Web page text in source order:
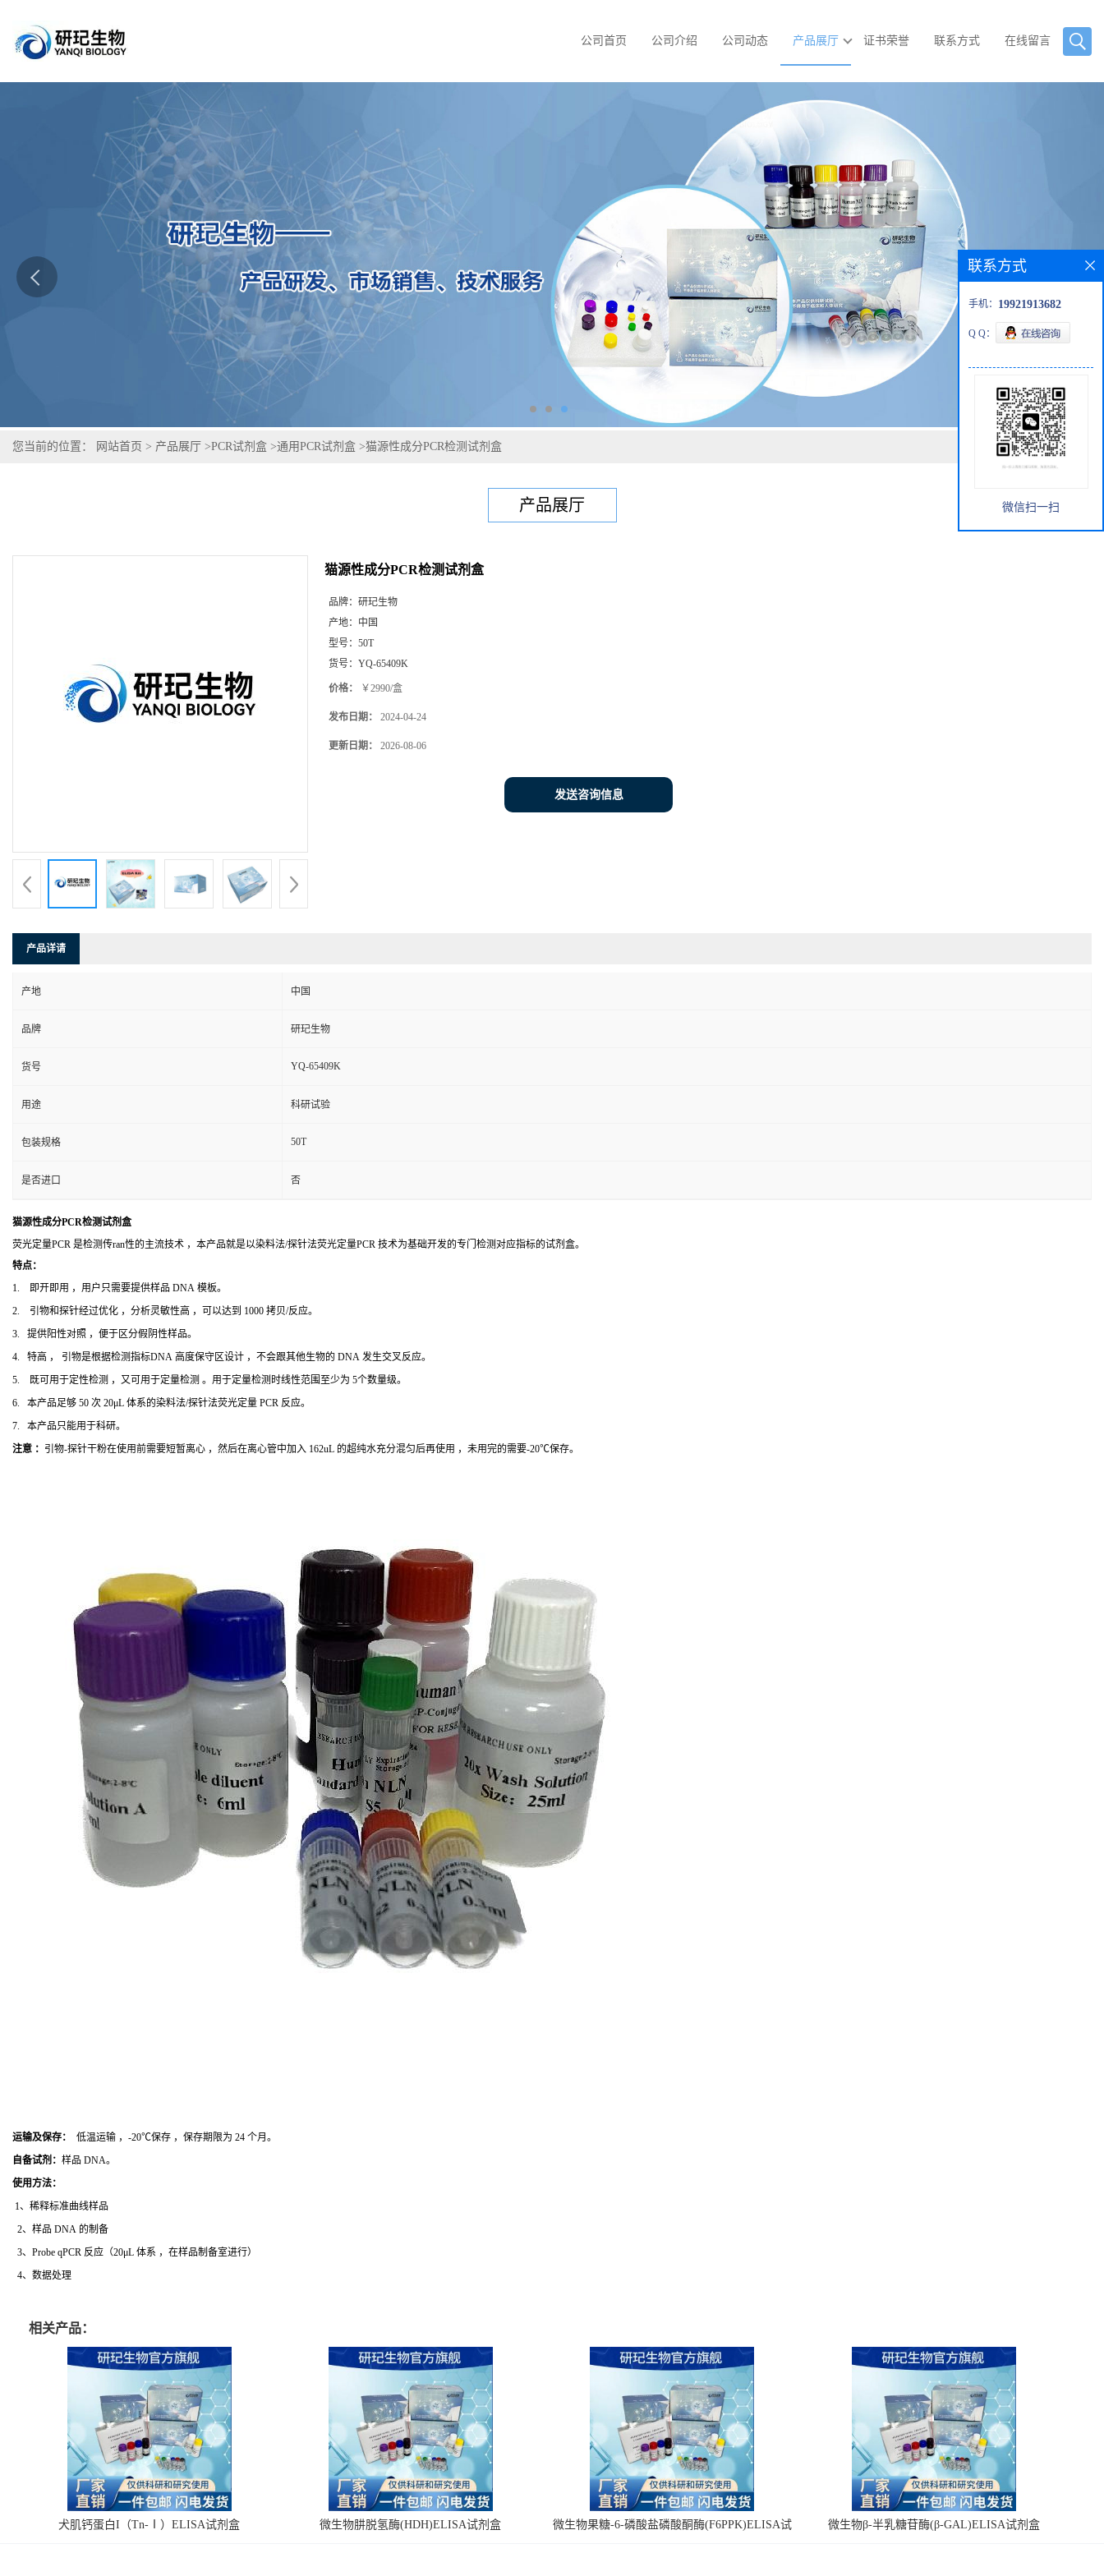
公司首页 公司介绍 公司动态 产品展厅 证书荣誉 联系方式 在线留言
您当前的位置： 网站首页 > 产品展厅 >PCR试剂盒 >通用PCR试剂盒 >猫源性成分PCR检测试剂盒
产品展厅
猫源性成分PCR检测试剂盒
品牌： 研玘生物
产地： 中国
型号： 50T
货号： YQ-65409K
价格： ￥2990/盒
发布日期： 2024-04-24
更新日期： 2026-08-06
发送咨询信息
产品详请
产地 中国
品牌 研玘生物
货号 YQ-65409K
用途 科研试验
包装规格 50T
是否进口 否
猫源性成分PCR检测试剂盒
荧光定量PCR 是检测传ran性的主流技术 ，本产品就是以染料法/探针法荧光定量PCR 技术为基础开发的专门检测对应指标的试剂盒。
特点：
1. 即开即用 ，用户只需要提供样品 DNA 模板。
2. 引物和探针经过优化 ，分析灵敏性高 ，可以达到 1000 拷贝/反应。
3. 提供阳性对照 ，便于区分假阴性样品。
4. 特高 ， 引物是根据检测指标DNA 高度保守区设计 ，不会跟其他生物的 DNA 发生交叉反应。
5. 既可用于定性检测 ，又可用于定量检测 。用于定量检测时线性范围至少为 5个数量级。
6. 本产品足够 50 次 20μL 体系的染料法/探针法荧光定量 PCR 反应。
7. 本产品只能用于科研。
注意 ： 引物-探针干粉在使用前需要短暂离心 ，然后在离心管中加入 162uL 的超纯水充分混匀后再使用 ，未用完的需要-20℃保存。
运输及保存：
低温运输 ，-20℃保存 ，保存期限为 24 个月。
自备试剂： 样品 DNA。
使用方法：
1、稀释标准曲线样品
2、样品 DNA 的制备
3、Probe qPCR 反应（20μL 体系 ，在样品制备室进行）
4、数据处理
相关产品：
犬肌钙蛋白I（Tn-Ⅰ）ELISA试剂盒 微生物肼脱氢酶(HDH)ELISA试剂盒
微生物果糖-6-磷酸盐磷酸酮酶(F6PPK)ELISA试
微生物β-半乳糖苷酶(β-GAL)ELISA试剂盒
联系方式
手机： 19921913682
Q Q：
微信扫一扫